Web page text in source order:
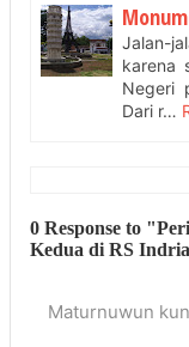
Jalan-
karena
Negeri
Dari r…
0 Response to
Kedua di RS
Maturnuwun